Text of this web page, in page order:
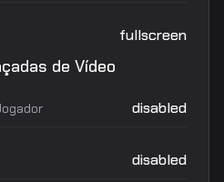
fullscreen
de Vídeo
disabled
disabled